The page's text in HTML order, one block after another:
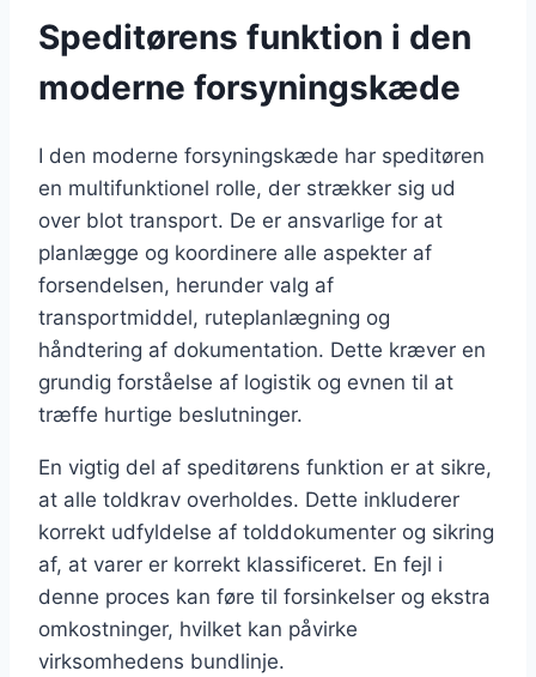
Speditørens funktion i den
moderne forsyningskæde
I den moderne forsyningskæde har speditøren
en multifunktionel rolle, der strækker sig ud
over blot transport. De er ansvarlige for at
planlægge og koordinere alle aspekter af
forsendelsen, herunder valg af
transportmiddel, ruteplanlægning og
håndtering af dokumentation. Dette kræver en
grundig forståelse af logistik og evnen til at
træffe hurtige beslutninger.
En vigtig del af speditørens funktion er at sikre,
at alle toldkrav overholdes. Dette inkluderer
korrekt udfyldelse af tolddokumenter og sikring
af, at varer er korrekt klassificeret. En fejl i
denne proces kan føre til forsinkelser og ekstra
omkostninger, hvilket kan påvirke
virksomhedens bundlinje.